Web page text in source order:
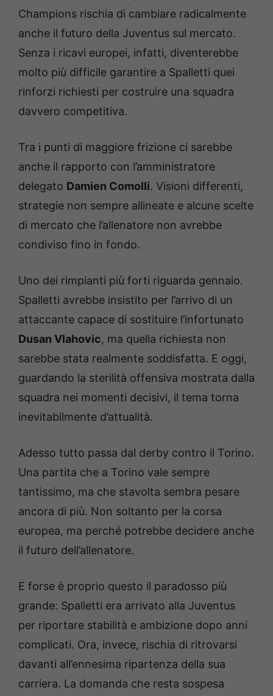
Champions rischia di cambiare radicalmente
anche il futuro della Juventus sul mercato.
Senza i ricavi europei, infatti, diventerebbe
molto più difficile garantire a Spalletti quei
rinforzi richiesti per costruire una squadra
davvero competitiva.
Tra i punti di maggiore frizione ci sarebbe
anche il rapporto con l’amministratore
delegato Damien Comolli. Visioni differenti,
strategie non sempre allineate e alcune scelte
di mercato che l’allenatore non avrebbe
condiviso fino in fondo.
Uno dei rimpianti più forti riguarda gennaio.
Spalletti avrebbe insistito per l’arrivo di un
attaccante capace di sostituire l’infortunato
Dusan Vlahovic, ma quella richiesta non
sarebbe stata realmente soddisfatta. E oggi,
guardando la sterilità offensiva mostrata dalla
squadra nei momenti decisivi, il tema torna
inevitabilmente d’attualità.
Adesso tutto passa dal derby contro il Torino.
Una partita che a Torino vale sempre
tantissimo, ma che stavolta sembra pesare
ancora di più. Non soltanto per la corsa
europea, ma perché potrebbe decidere anche
il futuro dell’allenatore.
E forse è proprio questo il paradosso più
grande: Spalletti era arrivato alla Juventus
per riportare stabilità e ambizione dopo anni
complicati. Ora, invece, rischia di ritrovarsi
davanti all’ennesima ripartenza della sua
carriera. La domanda che resta sospesa